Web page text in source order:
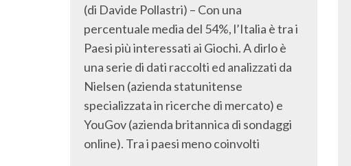
(di Davide Pollastri) – Con una
percentuale media del 54%, l’Italia è tra i
Paesi più interessati ai Giochi. A dirlo è
una serie di dati raccolti ed analizzati da
Nielsen (azienda statunitense
specializzata in ricerche di mercato) e
YouGov (azienda britannica di sondaggi
online). Tra i paesi meno coinvolti